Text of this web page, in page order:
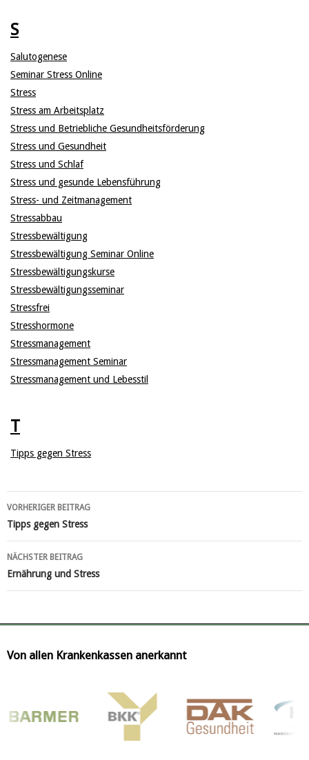
S
Salutogenese
Seminar Stress Online
Stress
Stress am Arbeitsplatz
Stress und Betriebliche Gesundheitsförderung
Stress und Gesundheit
Stress und Schlaf
Stress und gesunde Lebensführung
Stress- und Zeitmanagement
Stressabbau
Stressbewältigung
Stressbewältigung Seminar Online
Stressbewältigungskurse
Stressbewältigungsseminar
Stressfrei
Stresshormone
Stressmanagement
Stressmanagement Seminar
Stressmanagement und Lebesstil
T
Tipps gegen Stress
Beitragsnavigation
VORHERIGER BEITRAG
Tipps gegen Stress
NÄCHSTER BEITRAG
Ernährung und Stress
Von allen Krankenkassen anerkannt